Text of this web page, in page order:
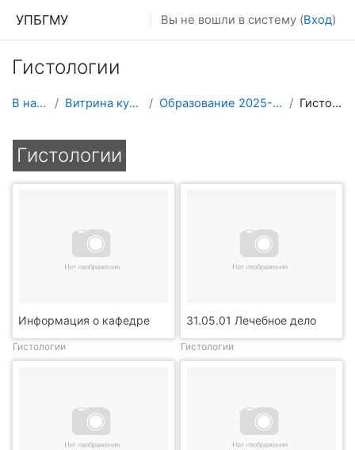
УПБГМУ Вы не вошли в систему (Вход)
Гистологии
В начало Витрина курсов 3KL Образование 2025-2026 уч.год Гистологии
Гистологии
Информация о кафедре
Гистологии
31.05.01 Лечебное дело
Гистологии